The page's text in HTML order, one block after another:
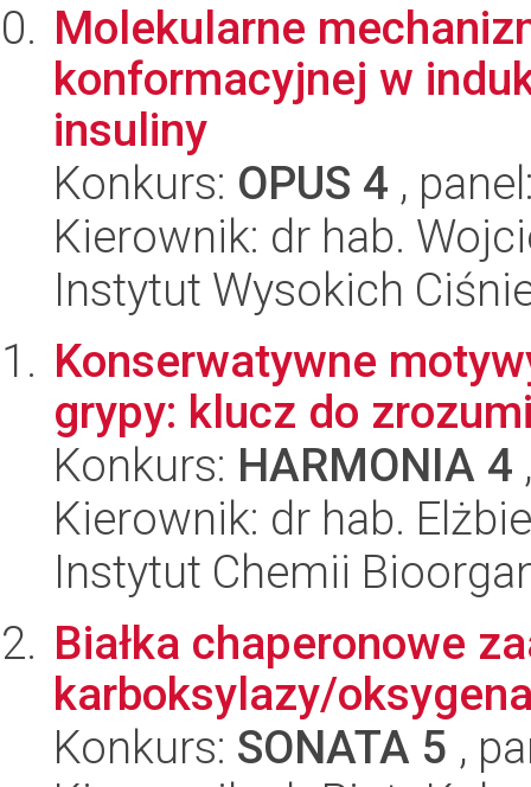
Molekularne
konformacyjnej w
insuliny
Konkurs: OPUS 4 ,
Kierownik: dr hab.
Instytut Wysokich
Konserwatywne
grypy: klucz do
Konkurs: HARMONIA 4
Kierownik: dr hab.
Instytut Chemii
Białka chaperonowe
karboksylazy/
Konkurs: SONATA 5 ,